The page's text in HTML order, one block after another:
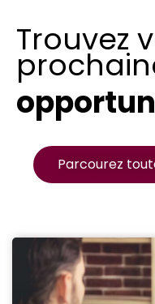
Trouvez
Parcourez